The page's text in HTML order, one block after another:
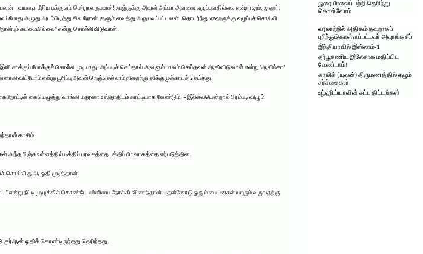
– வயதை மீறிய பக்குவம் பெற்று வருபவன்! ஃபஜ்ருக்கு அவன் அம்மா அவனை எழுப்புவதில்லை என்றாலும், லுஹர்,
அழுது அடம்பிடித்து சில நோன்புகளும் வைத்து அனுபவப்பட்டவன். தொடர்ந்து ஸஹருக்கு எழுப்பச் சொல்லி
கடமையில்லை” என்று சொல்லிவிடுவாள்.
போக்குச் சொல்ல முடியாது! அப்படிச் செய்தால் அவளும் பாவம் செய்தவள் ஆகிவிடுவாள் என்று ‘ஆலிம்சா’
விட்டோம் என்று பூரிப்பு அவன் நெஞ்செல்லாம் நிறைந்து திக்குமுக்காடச் செய்தது.
கையெழுத்து வாங்கி மதரஸா உஸ்தாதிடம் காட்டியாக வேண்டும். – இல்லையென்றால் பிரம்படி விழும்!
காசிம்.
பிஞ்சு உள்ளத்தில் பக்திப் பரவசத்தை பக்திப் பிரவாகத்தை ஏற்படுத்தின.
சொல்லி துஆ ஒதி முடித்தான்.
என்று நீட்டி முழுக்கிக் கொண்டே பள்ளியை நோக்கி விரைந்தான் – தன்னோடு ஓதும் பையனகள் யாரும் வருவதற்கு
குர்ஆன் ஓதிக் கொண்டிருந்தது தெரிந்தது.
நுரையீரலைப் பற்றி தெரிந்து
கொள்வோம்
வரலாற்றில் அதிகம் தவறாகப்
புரிந்துகொள்ளப்பட்டவர் அவுரங்கசீப்
இந்தியாவில் இஸ்லாம்-1
தர்பூசணிய இலேசாக மதிப்பிட
வேண்டாம்!
காலிக் ( யுவன்) திருமணத்தில் எழும்
சர்ச்சைகள்
உழ்ஹிய்யாவின் சட்ட திட்டங்கள்